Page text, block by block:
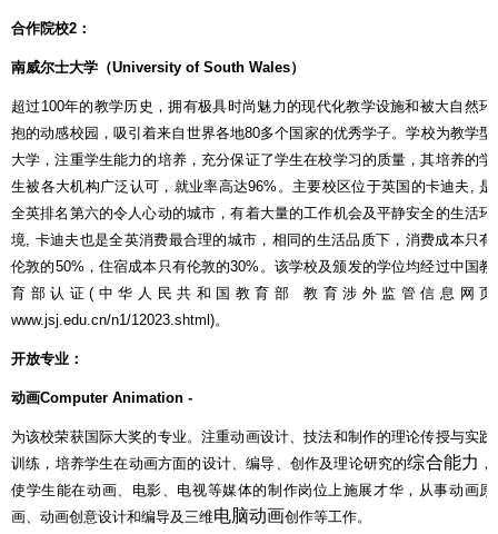
合作院校2 ：
南威尔士大学（University of South Wales）
超过100年的教学历史，拥有极具时尚魅力的现代化教学设施和被大自然环
抱的动感校园，吸引着来自世界各地80多个国家的优秀学子。学校为教学型
大学，注重学生能力的培养，充分保证了学生在校学习的质量，其培养的学
生被各大机构广泛认可，就业率高达96% 。主要校区位于英国的卡迪夫 ,是
全英排名第六的令人心动的城市，有着大量的工作机会及平静安全的生活环
境
卡迪夫也是全英消费最合理的城市，相同的生活品质下，消费成本只有
伦敦的50% ，住宿成本只有伦敦的30% 。该学校及颁发的学位均经过中国教
育部认证( 中华人民共和国教育部
教育涉外监管信息网页
www.jsj.edu.cn/n1/12023.shtml)。
开放专业：
动画Computer Animation -
为该校荣获国际大奖的专业。注重动画设计、技法和制作的理论传授与实践
训练，培养学生在动画方面的设计、编导、创作及理论研究的综合能力 ，
使学生能在动画、电影、电视等媒体的制作岗位上施展才华，从事动画原
画、动画创意设计和编导及三维电脑动画创作等工作。